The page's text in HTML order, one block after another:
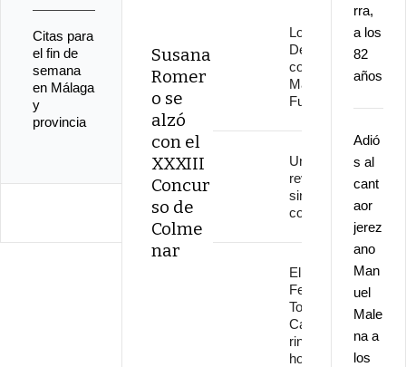
Susana
Romer
o se
alzó
con el
XXXIII
Concur
so de
Colme
nar
Los
Delinqüentes
conquistan
Marenostrum
Fuengirola
Una
revolución
sin
continuidad
El
Festival
Torre del
Cante
rinde
homenaje
rra,
a los
82
años
Adió
s al
cant
aor
jerez
ano
Man
uel
Male
na a
los
Citas para
el fin de
semana
en Málaga
y
provincia